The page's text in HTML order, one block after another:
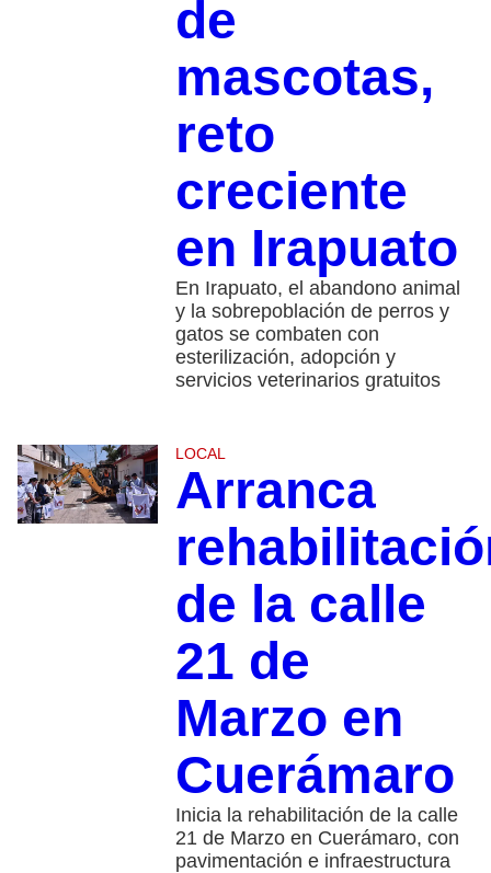
de
mascotas,
reto
creciente
en Irapuato
En Irapuato, el abandono animal
y la sobrepoblación de perros y
gatos se combaten con
esterilización, adopción y
servicios veterinarios gratuitos
LOCAL
Arranca
de la calle
21 de
Marzo en
Cuerámaro
Inicia la rehabilitación de la calle
21 de Marzo en Cuerámaro, con
pavimentación e infraestructura